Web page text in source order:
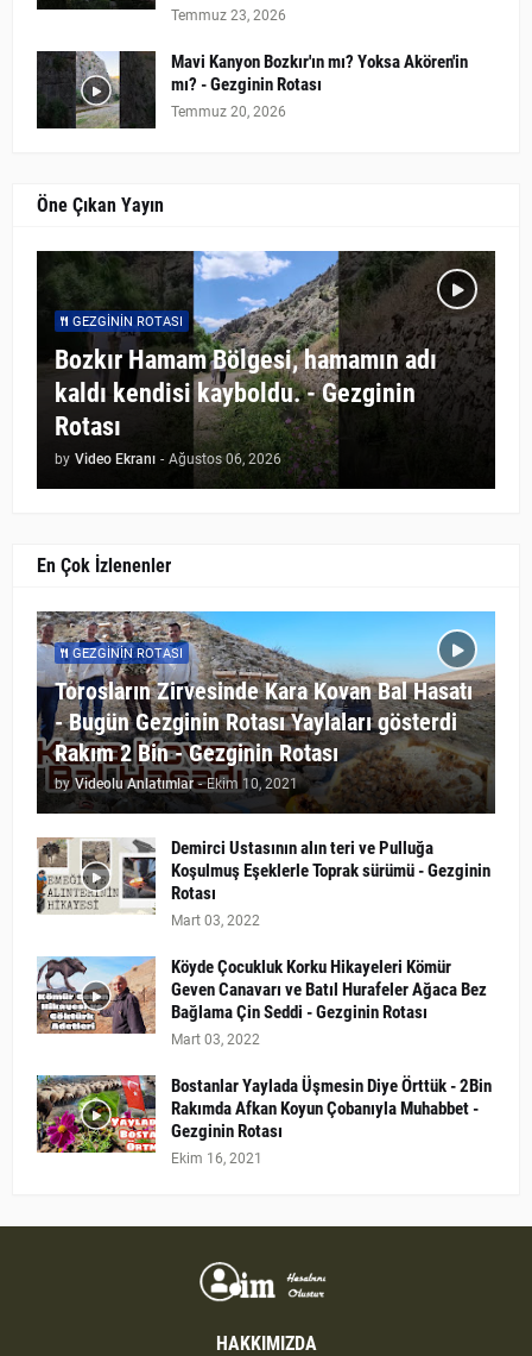
Temmuz 23, 2026
Mavi Kanyon Bozkır'ın mı? Yoksa Akören'in
mı? - Gezginin Rotası
Temmuz 20, 2026
Öne Çıkan Yayın
GEZGININ ROTASI
Bozkır Hamam Bölgesi, hamamın adı
kaldı kendisi kayboldu. - Gezginin
Rotası
by Video Ekranı - Ağustos 06, 2026
En Çok İzlenenler
GEZGININ ROTASI
Torosların Zirvesinde Kara Kovan Bal Hasatı
- Bugün Gezginin Rotası Yaylaları gösterdi
Rakım 2 Bin - Gezginin Rotası
by Videolu Anlatımlar - Ekim 10, 2021
Demirci Ustasının alın teri ve Pulluğa
Koşulmuş Eşeklerle Toprak sürümü - Gezginin
Rotası
Mart 03, 2022
Köyde Çocukluk Korku Hikayeleri Kömür
Geven Canavarı ve Batıl Hurafeler Ağaca Bez
Bağlama Çin Seddi - Gezginin Rotası
Mart 03, 2022
Bostanlar Yaylada Üşmesin Diye Örttük - 2Bin
Rakımda Afkan Koyun Çobanıyla Muhabbet -
Gezginin Rotası
Ekim 16, 2021
HAKKIMIZDA